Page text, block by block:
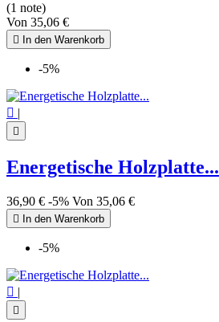
(1 note)
Von 35,06 €
 In den Warenkorb
-5%
 |

Energetische Holzplatte...
36,90 € -5% Von 35,06 €
 In den Warenkorb
-5%
 |
